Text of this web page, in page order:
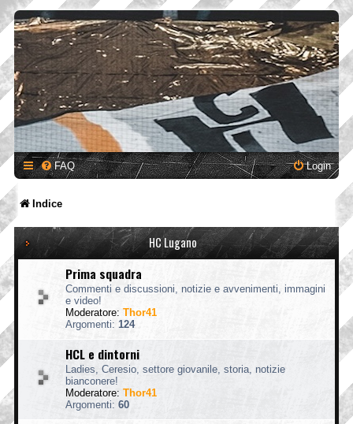
FAQ Login
Indice
HC Lugano
Prima squadra
Commenti e discussioni, notizie e avvenimenti, immagini
e video!
Moderatore: Thor41
Argomenti: 124
HCL e dintorni
Ladies, Ceresio, settore giovanile, storia, notizie
bianconere!
Moderatore: Thor41
Argomenti: 60